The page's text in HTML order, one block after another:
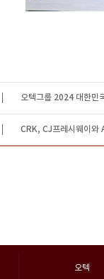
오텍그룹 2024 대한민
CRK, CJ프레시웨이와
오텍